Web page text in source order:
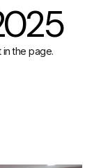
the page.